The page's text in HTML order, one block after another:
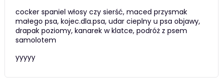
cocker spaniel włosy czy sierść, maced przysmak
małego psa, kojec.dla.psa, udar cieplny u psa objawy,
drapak poziomy, kanarek w klatce, podróż z psem
samolotem
yyyyy